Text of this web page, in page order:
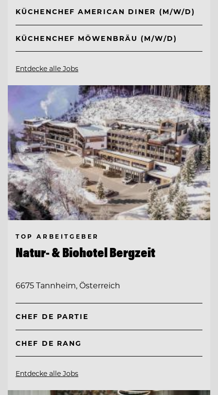
KÜCHENCHEF AMERICAN DINER (M/W/D)
KÜCHENCHEF MÖWENBRÄU (M/W/D)
Entdecke alle Jobs
TOP ARBEITGEBER
Natur- & Biohotel Bergzeit
6675 Tannheim, Österreich
CHEF DE PARTIE
CHEF DE RANG
Entdecke alle Jobs